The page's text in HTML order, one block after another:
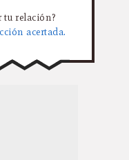
tu relación?
acertada.